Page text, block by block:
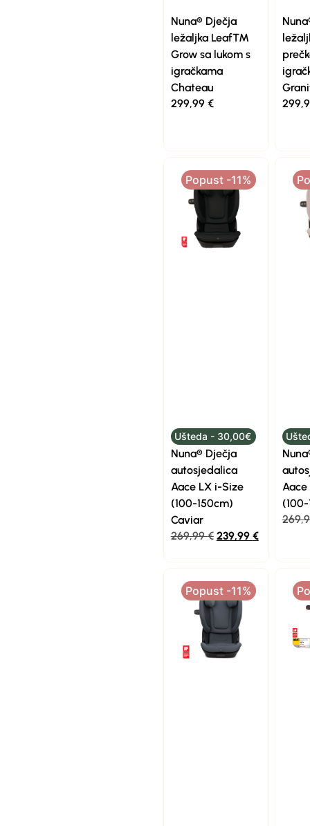
Nuna® Dječja
ležaljka Leaf™
Grow sa lukom s
igračkama
Chateau
299,99 €
Popust -11%
Ušteda - 30,00€
Nuna® Dječja
autosjedalica
Aace LX i-Size
(100-150cm)
Caviar
269,99€ 239,99 €
Popust -11%